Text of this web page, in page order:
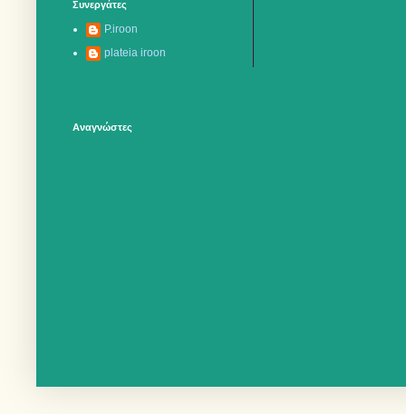
Συνεργάτες
P.iroon
plateia iroon
Αναγνώστες